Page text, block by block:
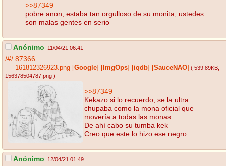
>>87349
pobre anon, estaba tan orgulloso de su monita, ustedes
son malas gentes en serio
Anónimo 11/04/21 06:41
/#/ 87366
161812326923.png Google ImgOps iqdb SauceNAO ( 539.89KB
156378504787.png )
>>87349
Kekazo si lo recuerdo, se la ultra
chupaba como la mona oficial que
movería a todas las monas.
De ahí cabo su tumba kek
Creo que este lo hizo ese negro
Anónimo 12/04/21 01:49